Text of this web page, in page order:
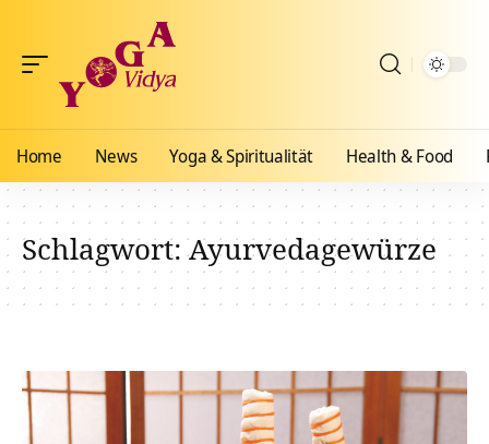
Home News Yoga & Spiritualität Health & Food
Schlagwort:Ayurvedagewürze